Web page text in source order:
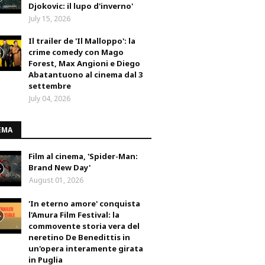
Djokovic: il lupo d'inverno'
July 15, 2026
Il trailer de 'Il Malloppo': la
crime comedy con Mago
Forest, Max Angioni e Diego
Abatantuono al cinema dal 3
settembre
July 04, 2026
Film al cinema, 'Spider-Man:
Brand New Day'
August 01, 2026
'In eterno amore' conquista
l'Amura Film Festival: la
commovente storia vera del
neretino De Benedittis in
un'opera interamente girata
in Puglia